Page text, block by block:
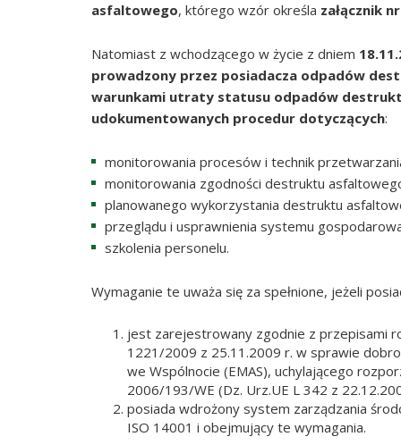
asfaltowego, którego wzór określa załącznik
Natomiast z wchodzącego w życie z dniem
prowadzony przez posiadacza odpadów
warunkami utraty statusu odpadów
udokumentowanych procedur dotyczących:
monitorowania procesów i technik
monitorowania zgodności destruktu
planowanego wykorzystania destruktu
przeglądu i usprawnienia systemu
szkolenia personelu.
Wymaganie te uważa się za spełnione, jeżeli
jest zarejestrowany zgodnie z przepisami
1221/2009 z 25.11.2009 r. w sprawie
we Wspólnocie (EMAS), uchylającego
2006/193/WE (Dz. Urz.UE L 342 z
posiada wdrożony system zarządzania
ISO 14001 i obejmujący te wymagania.